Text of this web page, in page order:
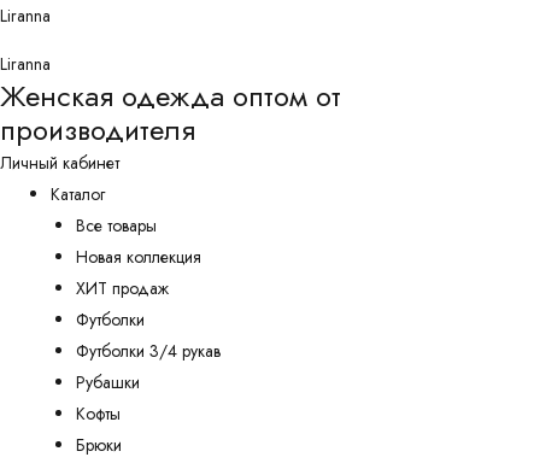
Перейти
содержимому
Liranna
Liranna
Женская одежда оптом от
производителя
Личный кабинет
Каталог
Все товары
Новая коллекция
ХИТ продаж
Футболки
Футболки 3/4 рукав
Рубашки
Кофты
Брюки